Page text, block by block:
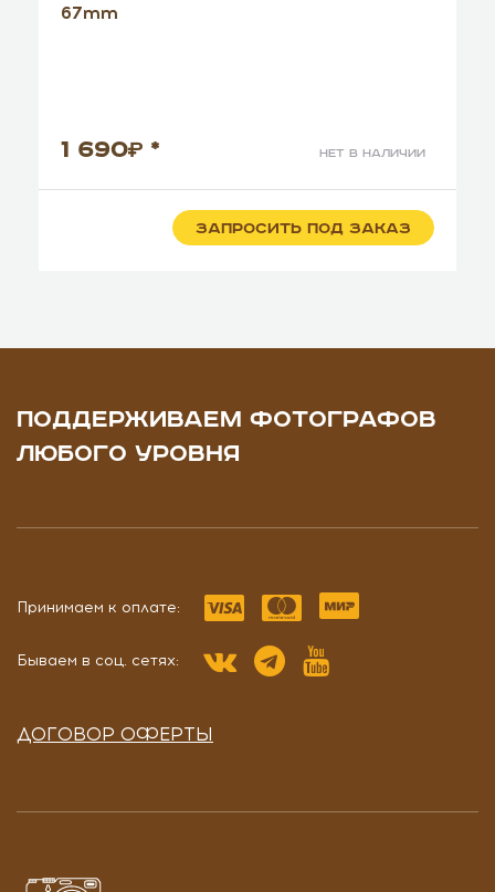
67mm
1 690 * нет в наличии
ЗАПРОСИТЬ ПОД ЗАКАЗ
ПОДДЕРЖИВАЕМ ФОТОГРАФОВ
ЛЮБОГО УРОВНЯ
Принимаем к оплате:
Бываем в соц. сетях:
ДОГОВОР ОФЕРТЫ